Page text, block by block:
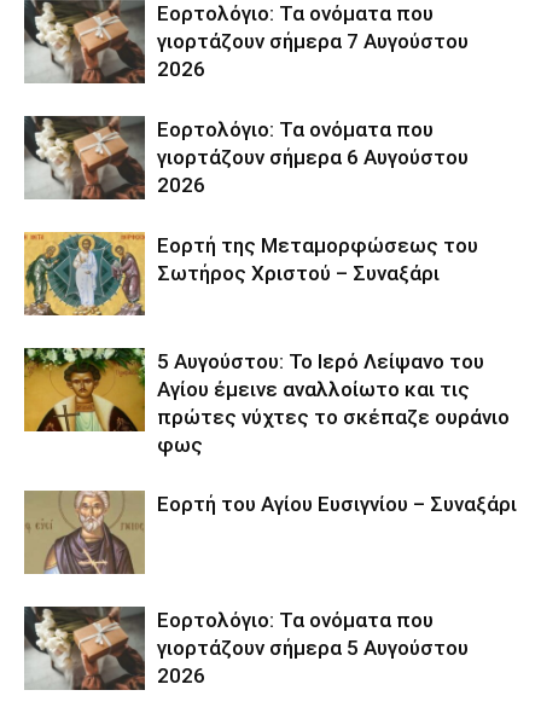
Εορτολόγιο: Τα ονόματα που
γιορτάζουν σήμερα 7 Αυγούστου
2026
Εορτολόγιο: Τα ονόματα που
γιορτάζουν σήμερα 6 Αυγούστου
2026
Εορτή της Μεταμορφώσεως του
Σωτήρος Χριστού – Συναξάρι
5 Αυγούστου: Το Ιερό Λείψανο του
Αγίου έμεινε αναλλοίωτο και τις
πρώτες νύχτες το σκέπαζε ουράνιο
φως
Εορτή του Αγίου Ευσιγνίου – Συναξάρι
Εορτολόγιο: Τα ονόματα που
γιορτάζουν σήμερα 5 Αυγούστου
2026